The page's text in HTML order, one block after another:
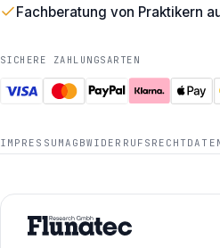
Fachberatung von Praktikern
SICHERE ZAHLUNGSARTEN
IMPRESSUM AGBWIDERRUFSRECHT